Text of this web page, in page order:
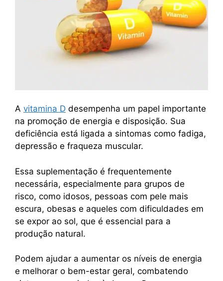
A vitamina D desempenha um papel importante
na promoção de energia e disposição. Sua
deficiência está ligada a sintomas como fadiga,
depressão e fraqueza muscular.
Essa suplementação é frequentemente
necessária, especialmente para grupos de
risco, como idosos, pessoas com pele mais
escura, obesas e aqueles com dificuldades em
se expor ao sol, que é essencial para a
produção natural.
Podem ajudar a aumentar os níveis de energia
e melhorar o bem-estar geral, combatendo